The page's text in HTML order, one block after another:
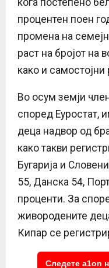
процентен поен
промена на
раст на бројот на
како и самостојни
Во осум земји
според Еуростат,
деца надвор од
како такви
Бугарија и
55, Данска 54,
проценти. За
живородените
Кипар се
Следете a1on